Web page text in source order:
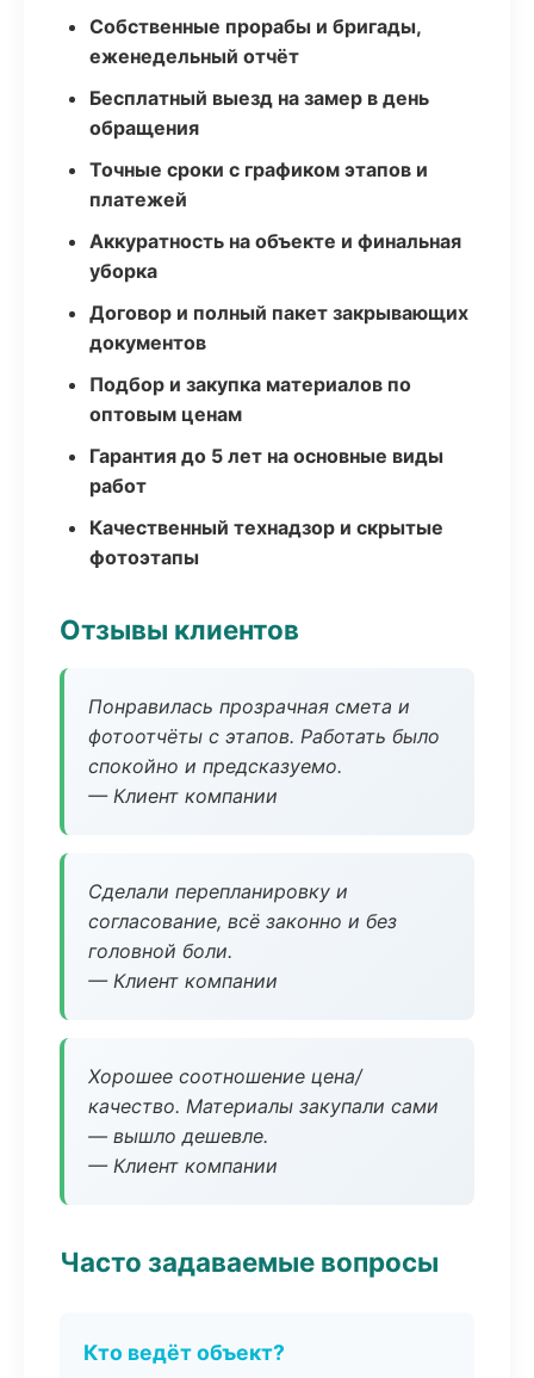
Собственные прорабы и бригады,
еженедельный отчёт
Бесплатный выезд на замер в день
обращения
Точные сроки с графиком этапов и
платежей
Аккуратность на объекте и финальная
уборка
Договор и полный пакет закрывающих
документов
Подбор и закупка материалов по
оптовым ценам
Гарантия до 5 лет на основные виды
работ
Качественный технадзор и скрытые
фотоэтапы
Отзывы клиентов
Понравилась прозрачная смета и
фотоотчёты с этапов. Работать было
спокойно и предсказуемо.
— Клиент компании
Сделали перепланировку и
согласование, всё законно и без
головной боли.
— Клиент компании
Хорошее соотношение цена/
качество. Материалы закупали сами
— вышло дешевле.
— Клиент компании
Часто задаваемые вопросы
Кто ведёт объект?